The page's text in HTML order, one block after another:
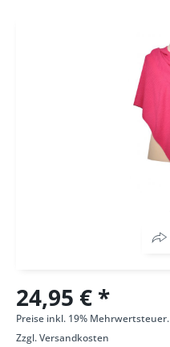
24,95 € *
Preise inkl. 19% Mehrwertsteuer.
Zzgl.Versandkosten